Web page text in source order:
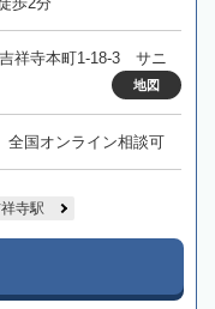
祥寺本町1-18-3 サニ
地図
全国オンライン相談可
寺駅